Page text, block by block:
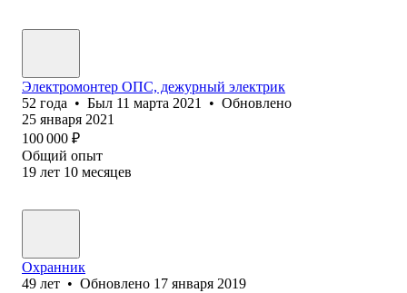
Электромонтер ОПС, дежурный электрик
52 года • Был 11 марта 2021 • Обновлено
25 января 2021
100 000 ₽
Общий опыт
19 лет 10 месяцев
Охранник
49 лет • Обновлено 17 января 2019